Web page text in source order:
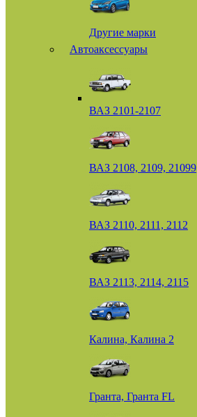
Другие марки
Автоаксессуары
ВАЗ 2101-2107
ВАЗ 2108, 2109, 21099
ВАЗ 2110, 2111, 2112
ВАЗ 2113, 2114, 2115
Калина, Калина 2
Гранта, Гранта FL